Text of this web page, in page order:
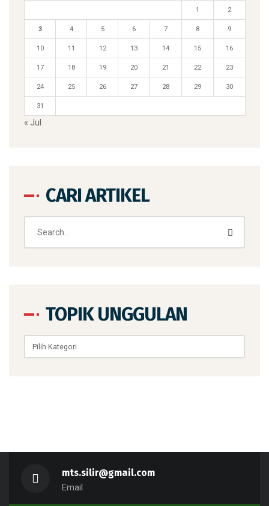
1 2
3 4 5 6 7 8 9
10 11 12 13 14 15 16
17 18 19 20 21 22 23
24 25 26 27 28 29 30
31
« Jul
CARI ARTIKEL
TOPIK UNGGULAN
Topik
Unggulan
mts.silir@gmail.com
Email